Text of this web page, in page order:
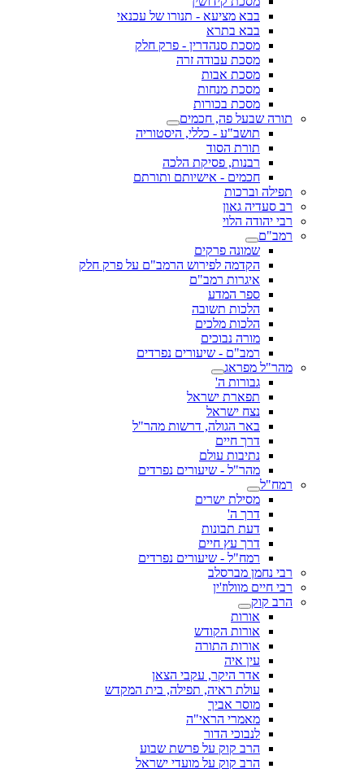
בבא מציעא - תנורו של עכנאי
בבא בתרא
מסכת סנהדרין - פרק חלק
מסכת עבודה זרה
מסכת אבות
מסכת מנחות
מסכת בכורות
תורה שבעל פה, חכמים
תושב"ע - כללי, היסטוריה
תורת הסוד
רבנות, פסיקת הלכה
חכמים - אישיותם ותורתם
תפילה וברכות
רב סעדיה גאון
רבי יהודה הלוי
רמב"ם
שמונה פרקים
הקדמה לפירוש הרמב"ם על פרק חלק
איגרות רמב"ם
ספר המדע
הלכות תשובה
הלכות מלכים
מורה נבוכים
רמב"ם - שיעורים נפרדים
מהר"ל מפראג
גבורות ה'
תפארת ישראל
נצח ישראל
באר הגולה, דרשות מהר"ל
דרך חיים
נתיבות עולם
מהר"ל - שיעורים נפרדים
רמח"ל
מסילת ישרים
דרך ה'
דעת תבונות
דרך עץ חיים
רמח"ל - שיעורים נפרדים
רבי נחמן מברסלב
רבי חיים מוולוז'ין
הרב קוק
אורות
אורות הקודש
אורות התורה
עין איה
אדר היקר, עקבי הצאן
עולת ראיה, תפילה, בית המקדש
מוסר אביך
מאמרי הראי"ה
לנבוכי הדור
הרב קוק על פרשת שבוע
הרב קוק על מועדי ישראל